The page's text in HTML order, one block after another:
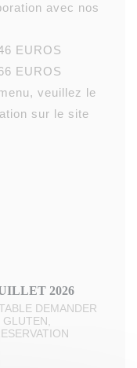
avec nos
EUROS
EUROS
veuillez le
sur le site
2026
DEMANDER
GLUTEN,